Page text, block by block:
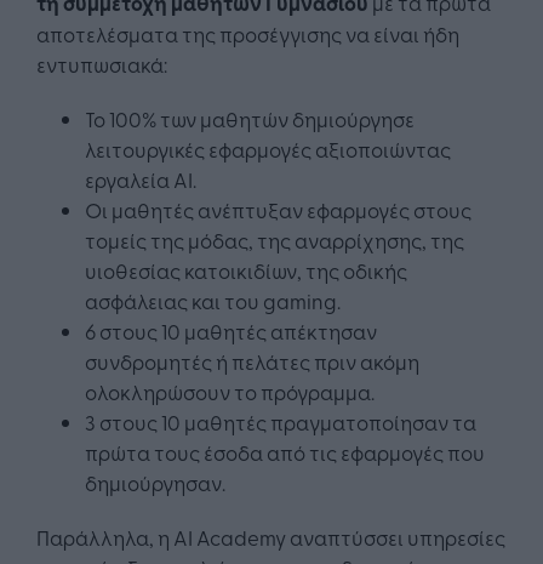
αποτελέσματα της προσέγγισης να είναι ήδη
εντυπωσιακά:
Το 100% των μαθητών δημιούργησε
λειτουργικές εφαρμογές αξιοποιώντας
εργαλεία AI.
Οι μαθητές ανέπτυξαν εφαρμογές στους
τομείς της μόδας, της αναρρίχησης, της
υιοθεσίας κατοικιδίων, της οδικής
ασφάλειας και του gaming.
6 στους 10 μαθητές απέκτησαν
συνδρομητές ή πελάτες πριν ακόμη
ολοκληρώσουν το πρόγραμμα.
3 στους 10 μαθητές πραγματοποίησαν τα
πρώτα τους έσοδα από τις εφαρμογές που
δημιούργησαν.
Παράλληλα, η AI Academy αναπτύσσει υπηρεσίες